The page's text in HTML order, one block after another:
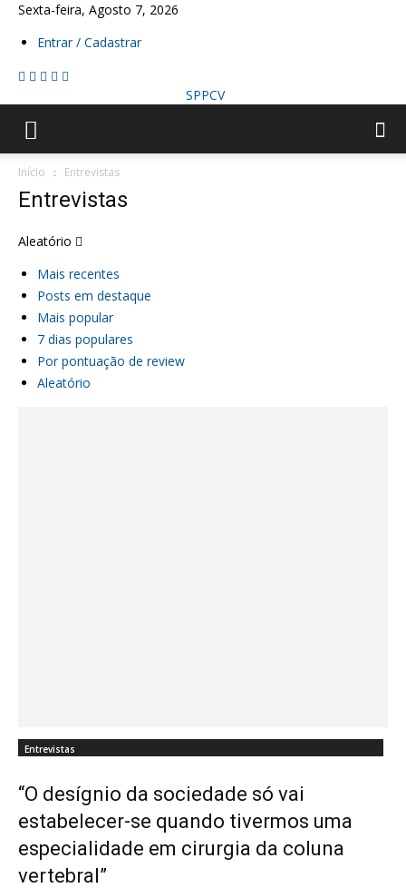
Sexta-feira, Agosto 7, 2026
Entrar / Cadastrar
SPPCV
Início Entrevistas
Entrevistas
Aleatório
Mais recentes
Posts em destaque
Mais popular
7 dias populares
Por pontuação de review
Aleatório
Entrevistas
“O desígnio da sociedade só vai
estabelecer-se quando tivermos uma
especialidade em cirurgia da coluna
vertebral”